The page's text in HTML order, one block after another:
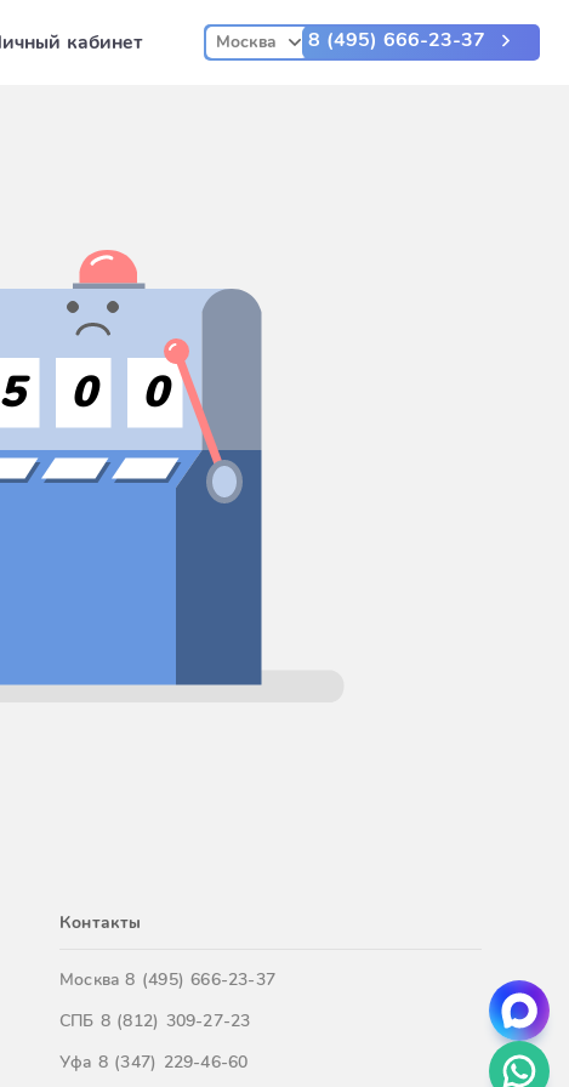
кабинет Москва 8 (495) 666-23-37
5 0 0
Контакты
Москва8 (495) 666-23-37
СПБ 8 (812) 309-27-23
Уфа 8 (347) 229-46-60